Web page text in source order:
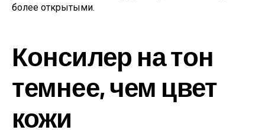
более открытыми.
Консилер на тон
темнее, чем цвет
кожи